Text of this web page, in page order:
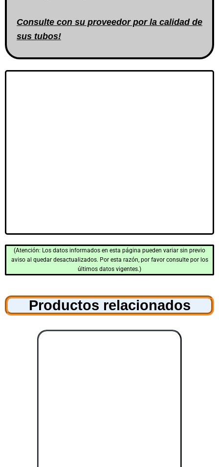
Consulte con su proveedor por la calidad de
sus tubos!
(Atención: Los datos informados en esta página pueden variar sin previo
aviso al quedar desactualizados. Por esta razón, por favor consulte por los
últimos datos vigentes.)
Productos relacionados